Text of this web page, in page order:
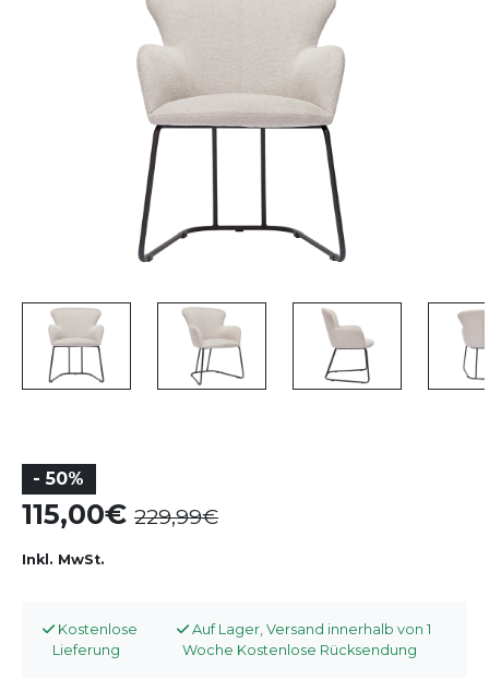
- 50%
115,00 229,99
Inkl. MwSt.
Kostenlose
Lieferung
Auf Lager, Versand innerhalb von 1
Woche Kostenlose Rücksendung